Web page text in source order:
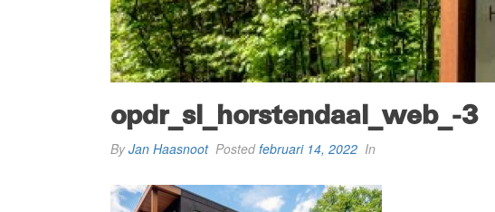
opdr_sl_horstendaal_web_-3
ByJan Haasnoot Postedfebruari 14, 2022 In